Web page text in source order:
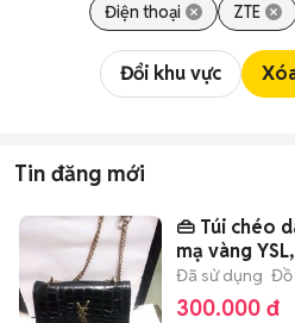
Điện thoại ZTE
Đổi khu vực
Tin đăng mới
👜 Túi chéo
mạ vàng
Đã sử dụng Đồ
300.000 đ